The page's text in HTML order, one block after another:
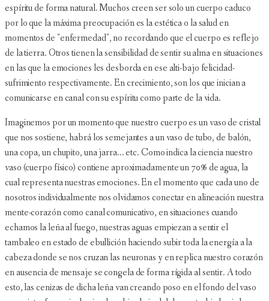
espíritu de forma natural. Muchos creen ser solo un cuerpo caduco
por lo que la máxima preocupación es la estética o la salud en
momentos de "enfermedad", no recordando que el cuerpo es reflejo
de la tierra. Otros tienen la sensibilidad de sentir su alma en situaciones
en las que la emociones les desborda en ese alti-bajo felicidad-
sufrimiento respectivamente. En crecimiento, son los que inician a
comunicarse en canal con su espíritu como parte de la vida.
Imaginemos por un momento que nuestro cuerpo es un vaso de cristal
que nos sostiene, habrá los semejantes a un vaso de tubo, de balón,
una copa, un chupito, una jarra... etc. Como indica la ciencia nuestro
vaso (cuerpo físico) contiene aproximadamente un 70% de agua, la
cual representa nuestras emociones. En el momento que cada uno de
nosotros individualmente nos olvidamos conectar en alineación nuestra
mente-corazón como canal comunicativo, en situaciones cuando
echamos la leña al fuego, nuestras aguas empiezan a sentir el
tambaleo en estado de ebullición haciendo subir toda la energía a la
cabeza donde se nos cruzan las neuronas y en replica nuestro corazón
en ausencia de mensaje se congela de forma rígida al sentir. A todo
esto, las cenizas de dicha leña van creando poso en el fondo del vaso